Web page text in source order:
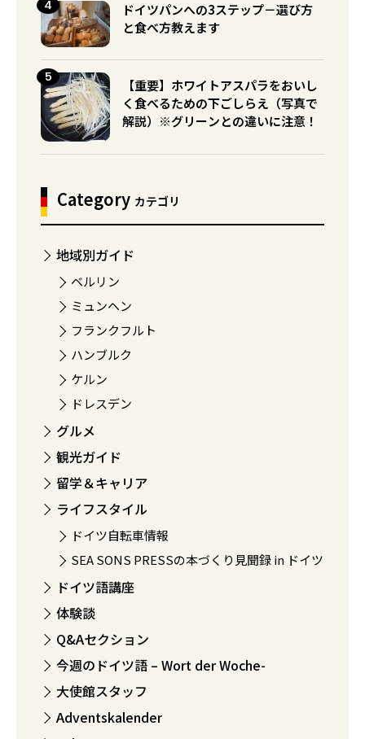
ドイツパンへの3ステップ－選び方
と食べ方教えます
【重要】ホワイトアスパラをおいし
く食べるための下ごしらえ（写真で
解説）※グリーンとの違いに注意！
Category カテゴリ
地域別ガイド
ベルリン
ミュンヘン
フランクフルト
ハンブルク
ケルン
ドレスデン
グルメ
観光ガイド
留学＆キャリア
ライフスタイル
ドイツ自転車情報
SEA SONS PRESSの本づくり見聞録 in ドイツ
ドイツ語講座
体験談
Q&Aセクション
今週のドイツ語 – Wort der Woche-
大使館スタッフ
Adventskalender